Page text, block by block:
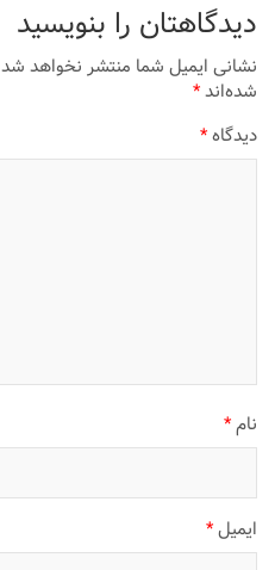
دیدگاهتان را بنویسید
نشانی ایمیل شما منتشر نخواهد شد.
شده‌اند*
دیدگاه*
نام*
ایمیل*